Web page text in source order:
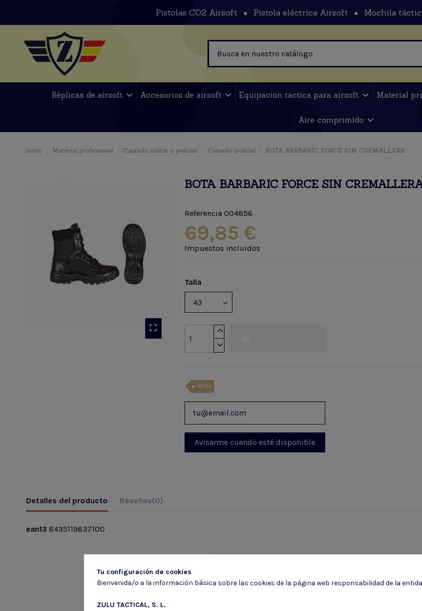
Pistolas CO2 Airsoft Pistola eléctrica Airsoft Mochila
Réplicas de airsoft Accesorios de airsoft Equipacion tactica para airsoft Material
Aire comprimido
Inicio Material profesional Calzado militar y policial Calzado policial BOTA BARBARIC FORCE SIN CREMALLERA
BOTA BARBARIC FORCE SIN
Referencia 004856
69,85 €
Impuestos incluidos
Talla
Bota
Detalles del producto Reseñas(0)
ean13 8435119837100
Tu configuración de cookies
Bienvenida/o a la información básica sobre las cookies de la página web responsabilidad de la
ZULU TACTICAL, S. L.